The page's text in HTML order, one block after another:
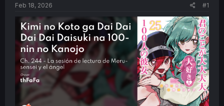
t
e
r
Feb 18, 2026 #1